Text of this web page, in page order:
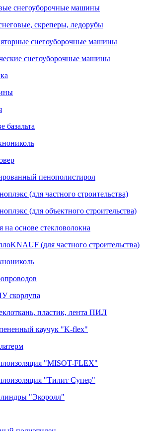
снегоуборочные машины
скреперы, ледорубы
снегоуборочные машины
снегоуборочные машины
базальта
пенополистирол
(для частного строительства)
(для объектного строительства)
на основе стекловолокна
(для частного строительства)
скорлупа
пластик, лента ПИЛ
каучук "K-flex"
"MISOT-FLEX"
"Тилит Супер"
"Экоролл"